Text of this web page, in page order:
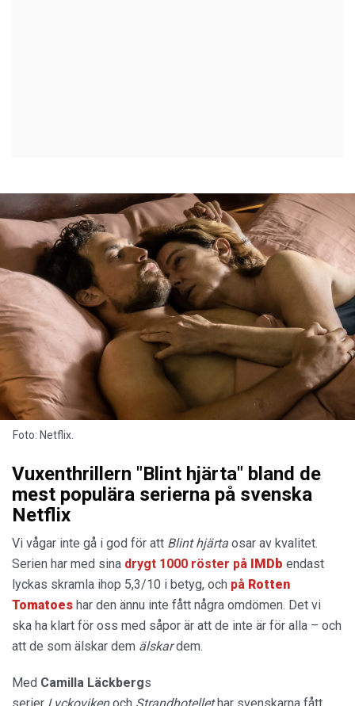
Foto: Netflix.
Vuxenthrillern "Blint hjärta" bland de
mest populära serierna på svenska
Netflix
Vi vågar inte gå i god för att Blint hjärta osar av kvalitet.
Serien har med sina drygt 1000 röster på IMDb endast
lyckas skramla ihop 5,3/10 i betyg, och på Rotten
Tomatoes har den ännu inte fått några omdömen. Det vi
ska ha klart för oss med såpor är att de inte är för alla – och
att de som älskar dem älskardem.
Med Camilla Läckbergs